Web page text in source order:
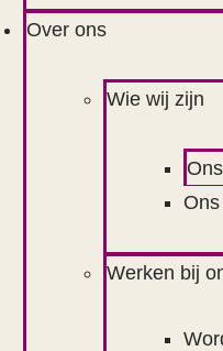
Over ons
Wie wij zijn
Werken bij